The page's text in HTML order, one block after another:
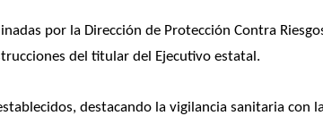
por la Dirección de Protección Contra
del titular del Ejecutivo estatal.
destacando la vigilancia sanitaria con